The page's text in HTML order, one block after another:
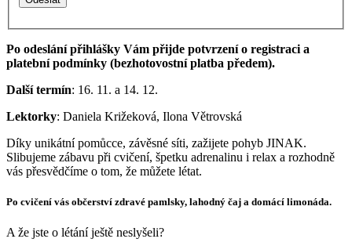
Po odeslání přihlášky Vám přijde potvrzení o registraci a
platební podmínky (bezhotovostní platba předem).
Další termín: 16. 11. a 14. 12.
Lektorky: Daniela Križeková, Ilona Větrovská
Díky unikátní pomůcce, závěsné síti, zažijete pohyb JINAK.
Slibujeme zábavu při cvičení, špetku adrenalinu i relax a rozhodně
vás přesvědčíme o tom, že můžete létat.
Po cvičení vás občerství zdravé pamlsky, lahodný čaj a domácí limonáda.
A že jste o létání ještě neslyšeli?